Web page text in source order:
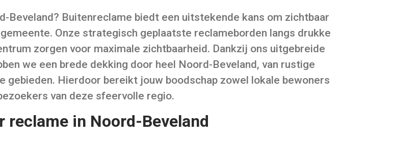
Beveland? Buitenreclame biedt een uitstekende kans om zichtbaar
Onze strategisch geplaatste reclameborden langs drukke
zorgen voor maximale zichtbaarheid. Dankzij ons uitgebreide
we een brede dekking door heel Noord-Beveland, van rustige
Hierdoor bereikt jouw boodschap zowel lokale bewoners
van deze sfeervolle regio.
reclame in Noord-Beveland